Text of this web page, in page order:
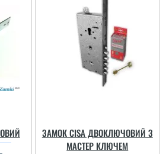
ЗАМОК CISA ДВОКЛЮЧОВИЙ З
МАСТЕР КЛЮЧЕМ